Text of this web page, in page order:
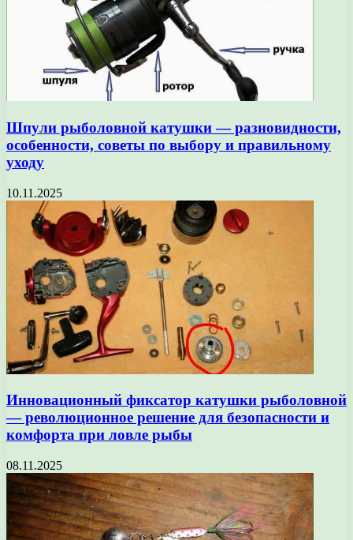
Шпули рыболовной катушки — разновидности,
особенности, советы по выбору и правильному
уходу
10.11.2025
Инновационный фиксатор катушки рыболовной
— революционное решение для безопасности и
комфорта при ловле рыбы
08.11.2025